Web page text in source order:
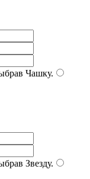
Чашку.
Звезду.